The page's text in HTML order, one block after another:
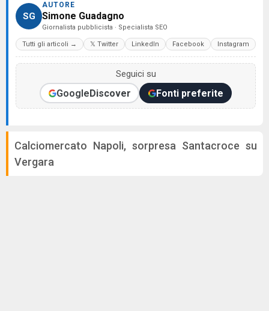
SG
AUTORE
Simone Guadagno
Giornalista pubblicista · Specialista SEO
Tutti gli articoli → 𝕏 Twitter LinkedIn Facebook Instagram
Seguici su
GoogleDiscover Fonti preferite
Calciomercato Napoli, sorpresa Santacroce su
Vergara